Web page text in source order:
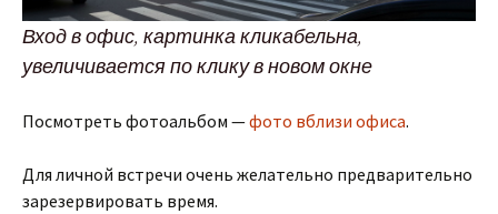
Вход в офис, картинка кликабельна,
увеличивается по клику в новом окне
Посмотреть фотоальбом —фото вблизи офиса.
Для личной встречи очень желательно предварительно
зарезервировать время.